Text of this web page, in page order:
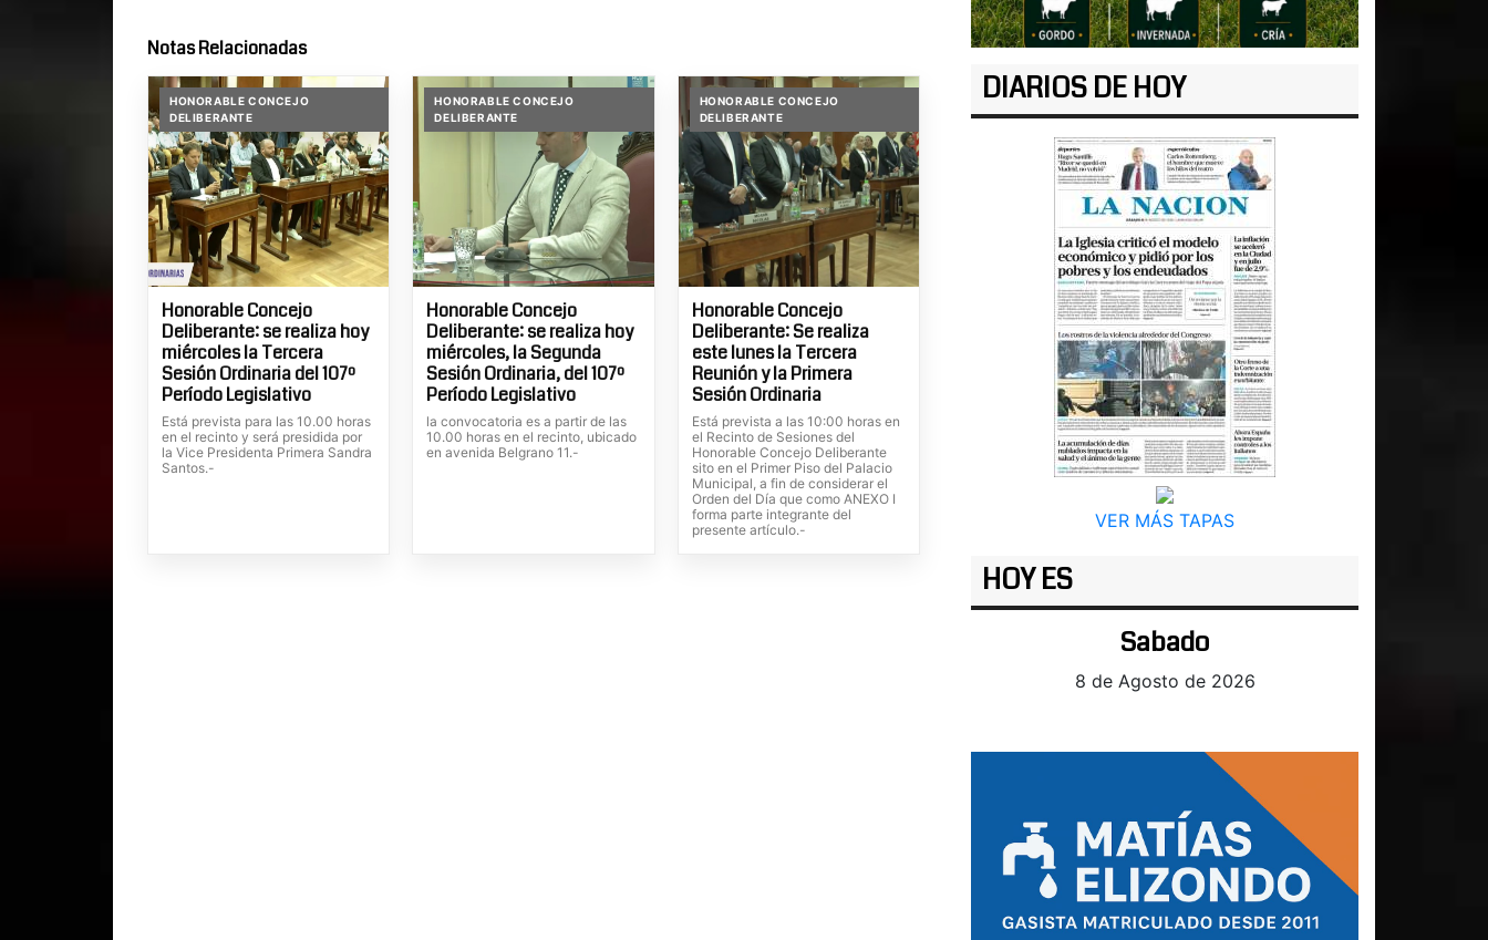
Notas Relacionadas
HONORABLE CONCEJO
DELIBERANTE
Honorable Concejo
Deliberante: se realiza hoy
miércoles la Tercera
Sesión Ordinaria del 107º
Período Legislativo
Está prevista para las 10.00 horas
en el recinto y será presidida por
la Vice Presidenta Primera Sandra
Santos.-
HONORABLE CONCEJO
DELIBERANTE
Honorable Concejo
Deliberante: se realiza hoy
miércoles, la Segunda
Sesión Ordinaria, del 107º
Período Legislativo
la convocatoria es a partir de las
10.00 horas en el recinto, ubicado
en avenida Belgrano 11.-
HONORABLE CONCEJO
DELIBERANTE
Honorable Concejo
Deliberante: Se realiza
este lunes la Tercera
Reunión y la Primera
Sesión Ordinaria
Está prevista a las 10:00 horas en
el Recinto de Sesiones del
Honorable Concejo Deliberante
sito en el Primer Piso del Palacio
Municipal, a fin de considerar el
Orden del Día que como ANEXO I
forma parte integrante del
presente artículo.-
DIARIOS DE HOY
VER MÁS TAPAS
HOY ES
Sabado
8 de Agosto de 2026